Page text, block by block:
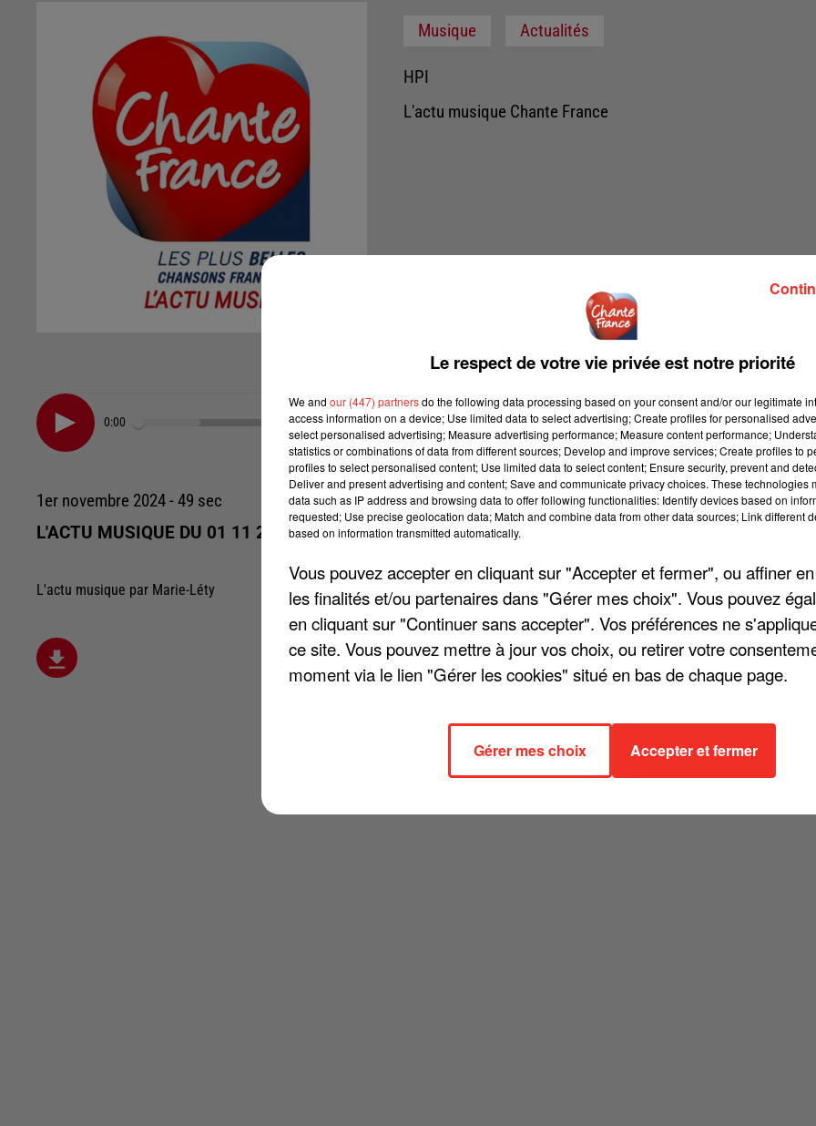
Musique Actualités
HPI
L'actu musique Chante France
0:00 49
1er novembre 2024 - 49 sec
L'ACTU MUSIQUE DU 01 11 2024
L'actu musique par Marie-Léty
Le respect de votre vie privée est notre priorité
We and our (447) partnersdo the following data processing based on your consent and/or our legitimate
access information on a device; Use limited data to select advertising; Create profiles for personalised
select personalised advertising; Measure advertising performance; Measure content performance;
statistics or combinations of data from different sources; Develop and improve services; Create profiles to
profiles to select personalised content; Use limited data to select content; Ensure security, prevent and
Deliver and present advertising and content; Save and communicate privacy choices. These technologies
data such as IP address and browsing data to offer following functionalities: Identify devices based on
requested; Use precise geolocation data; Match and combine data from other data sources; Link different
based on information transmitted automatically.
Vous pouvez accepter en cliquant sur "Accepter et fermer", ou affiner
les finalités et/ou partenaires dans "Gérer mes choix". Vous pouvez
en cliquant sur "Continuer sans accepter". Vos préférences ne
ce site. Vous pouvez mettre à jour vos choix, ou retirer votre
moment via le lien "Gérer les cookies" situé en bas de chaque page.
Gérer mes choix Accepter et fermer